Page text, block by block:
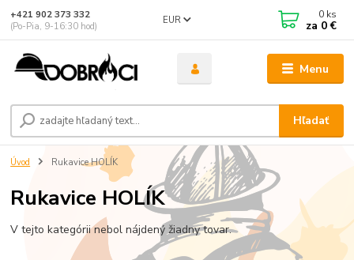
Menu
EUR
Hľadať
+421 902 373 332
(Po-Pia, 9-16:30 hod)
0 ks
za 0 €
Úvod Rukavice HOLÍK
Rukavice HOLÍK
V tejto kategórii nebol nájdený žiadny tovar.